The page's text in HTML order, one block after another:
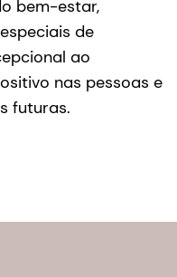
bem-estar,
de
ao
nas pessoas e
futuras.